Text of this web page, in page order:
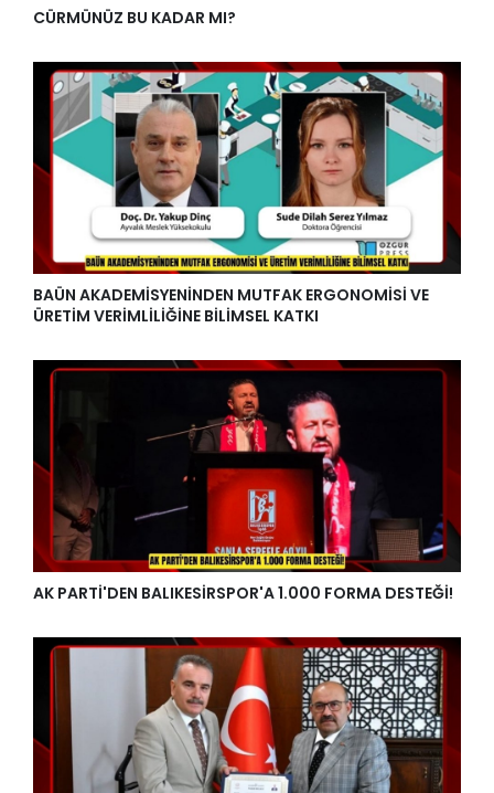
CÜRMÜNÜZ BU KADAR MI?
BAÜN AKADEMİSYENİNDEN MUTFAK ERGONOMİSİ VE
ÜRETİM VERİMLİLİĞİNE BİLİMSEL KATKI
AK PARTİ'DEN BALIKESİRSPOR'A 1.000 FORMA DESTEĞİ!